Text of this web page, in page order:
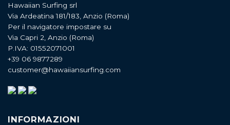
Hawaiian Surfing srl
Via Ardeatina 181/183, Anzio (Roma)
Per il navigatore impostare su
Via Capri 2, Anzio (Roma)
P.IVA: 01552071001
+39 06 9877289
customer@hawaiiansurfing.com
INFORMAZIONI